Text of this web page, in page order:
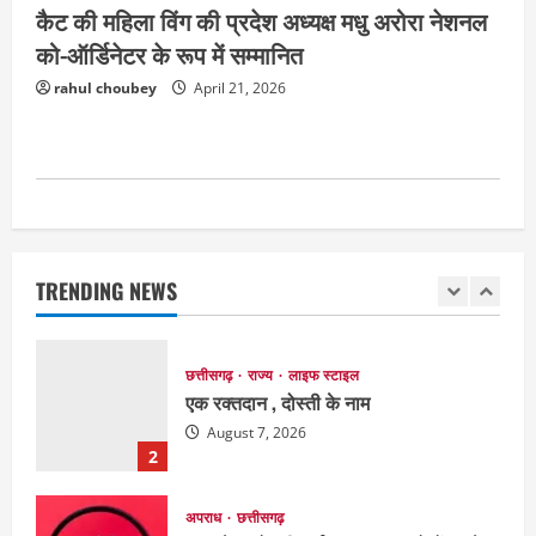
कैट की महिला विंग की प्रदेश अध्यक्ष मधु अरोरा नेशनल
को-ऑर्डिनेटर के रूप में सम्मानित
rahul choubey April 21, 2026
TRENDING NEWS
EDUCATION छत्तीसगढ़
मैक में इंटीरियर डिजाइन विभाग ने मनाया
राष्ट्रीय हथकरघा दिवस
2
3
बहन ने कारोबारी भाई पर लगाया करोड़ों रुपये
की धोखाधड़ी का आरोप
August 7, 2026
छत्तीसगढ़ राज्य